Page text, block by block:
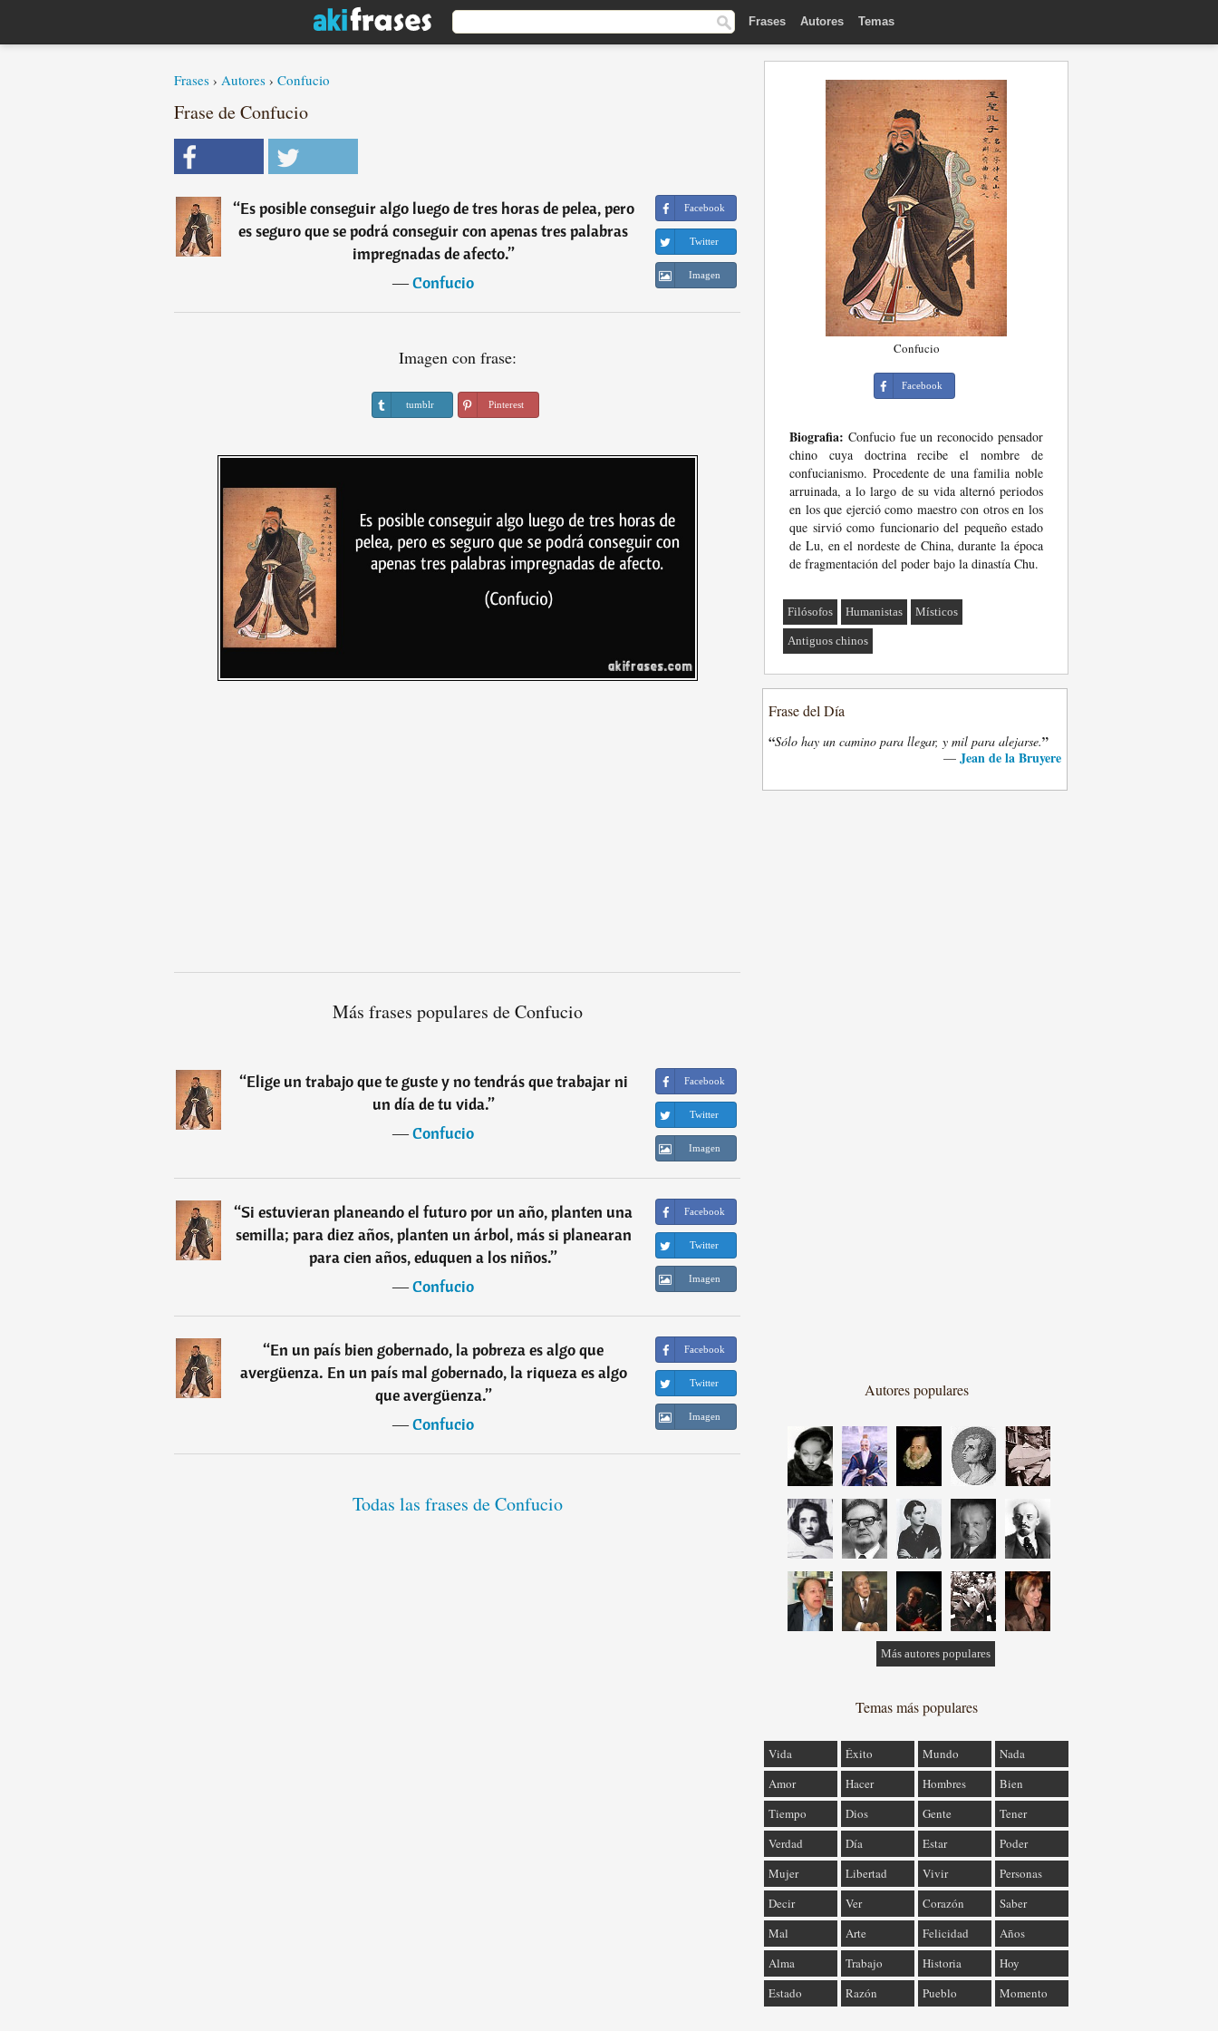
Frases Autores Temas
Frases › Autores › Confucio
Frase de Confucio
“Es posible conseguir algo luego de tres horas de pelea, pero
es seguro que se podrá conseguir con apenas tres palabras
impregnadas de afecto.”
―Confucio
Facebook
Twitter
Imagen
Imagen con frase:
tumblr Pinterest
Más frases populares de Confucio
“Elige un trabajo que te guste y no tendrás que trabajar ni
un día de tu vida.”
―Confucio
Facebook
Twitter
Imagen
“Si estuvieran planeando el futuro por un año, planten una
semilla; para diez años, planten un árbol, más si planearan
para cien años, eduquen a los niños.”
―Confucio
Facebook
Twitter
Imagen
“En un país bien gobernado, la pobreza es algo que
avergüenza. En un país mal gobernado, la riqueza es algo
que avergüenza.”
―Confucio
Facebook
Twitter
Imagen
Todas las frases de Confucio
Confucio
Facebook
Biografia: Confucio fue un reconocido pensador
chino cuya doctrina recibe el nombre de
confucianismo. Procedente de una familia noble
arruinada, a lo largo de su vida alternó periodos
en los que ejerció como maestro con otros en los
que sirvió como funcionario del pequeño estado
de Lu, en el nordeste de China, durante la época
de fragmentación del poder bajo la dinastía Chu.
Filósofos Humanistas Místicos
Antiguos chinos
Frase del Día
“Sólo hay un camino para llegar, y mil para alejarse.”
— Jean de la Bruyere
Autores populares
Más autores populares
Temas más populares
Vida Éxito Mundo
Nada
Amor
Hacer Hombres
Bien
Tiempo
Dios Gente
Tener
Verdad
Día Estar
Poder
Mujer
Libertad Vivir
Personas
Decir
Ver Corazón
Saber
Mal
Arte Felicidad
Años
Alma
Trabajo Historia
Hoy
Estado
Razón Pueblo Momento